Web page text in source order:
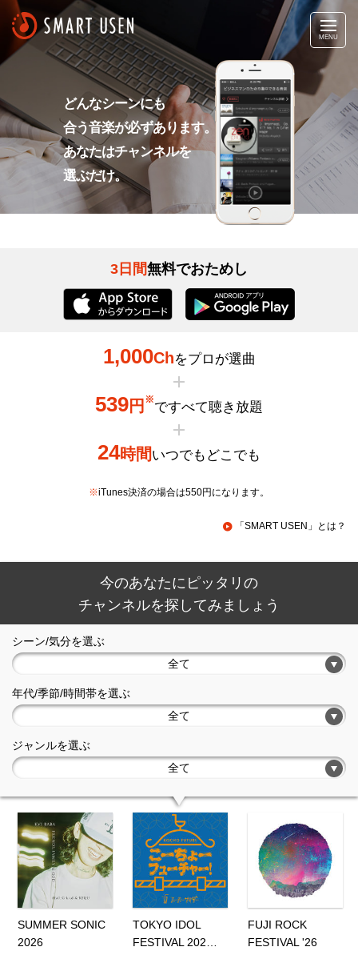
MENU
どんなシーンにも
合う音楽が必ずあります。
あなたはチャンネルを
選ぶだけ。
3日間無料でおためし
1,000Chをプロが選曲
539円 ※ですべて聴き放題
24時間 いつでもどこでも
※iTunes決済の場合は550円になります。
「SMART USEN」とは？
今のあなたにピッタリの
チャンネルを探してみましょう
シーン/気分を選ぶ
全て
年代/季節/時間帯を選ぶ
全て
ジャンルを選ぶ
全て
SUMMER SONIC
2026
TOKYO IDOL
FESTIVAL 202…
FUJI ROCK
FESTIVAL '26